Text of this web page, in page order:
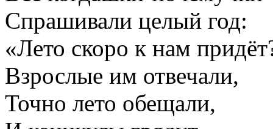
Спрашивали целый год:
«Лето скоро к нам
Взрослые им отвечали,
Точно лето обещали,